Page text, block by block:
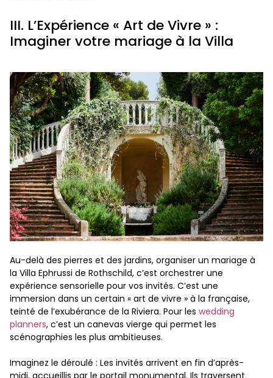
III. L’Expérience « Art de Vivre » :
Imaginer votre mariage à la Villa
Au-delà des pierres et des jardins, organiser un mariage à
la Villa Ephrussi de Rothschild, c’est orchestrer une
expérience sensorielle pour vos invités. C’est une
immersion dans un certain « art de vivre » à la française,
teinté de l’exubérance de la Riviera. Pour les wedding
planners, c’est un canevas vierge qui permet les
scénographies les plus ambitieuses.
Imaginez le déroulé : Les invités arrivent en fin d’après-
midi, accueillis par le portail monumental. Ils traversent